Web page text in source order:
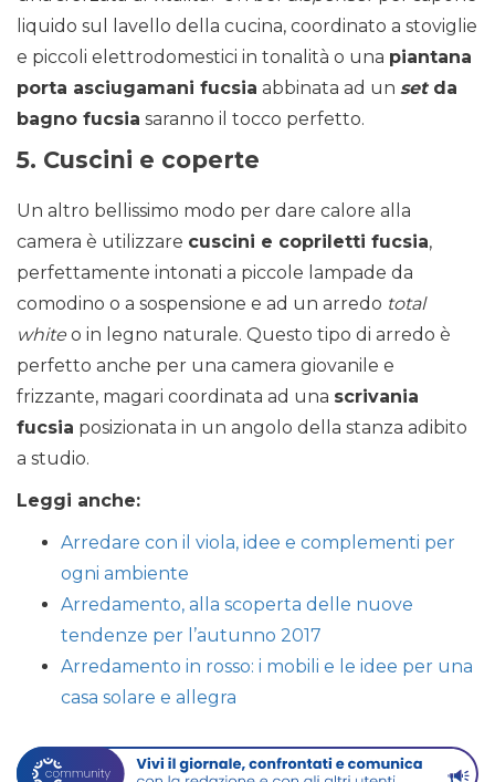
liquido sul lavello della cucina, coordinato a stoviglie
e piccoli elettrodomestici in tonalità o una piantana
porta asciugamani fucsia abbinata ad un setda
bagno fucsia saranno il tocco perfetto.
5. Cuscini e coperte
Un altro bellissimo modo per dare calore alla
camera è utilizzare cuscini e copriletti fucsia,
perfettamente intonati a piccole lampade da
comodino o a sospensione e ad un arredo total
white o in legno naturale. Questo tipo di arredo è
perfetto anche per una camera giovanile e
frizzante, magari coordinata ad una scrivania
fucsia posizionata in un angolo della stanza adibito
a studio.
Leggi anche:
Arredare con il viola, idee e complementi per
ogni ambiente
Arredamento, alla scoperta delle nuove
tendenze per l’autunno 2017
Arredamento in rosso: i mobili e le idee per una
casa solare e allegra